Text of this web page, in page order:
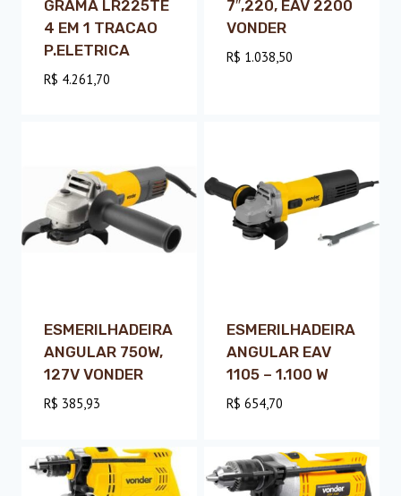
GRAMA LR225TE
4 EM 1 TRACAO
P.ELETRICA
R$ 4.261,70
7″,220, EAV 2200
VONDER
R$ 1.038,50
ESMERILHADEIRA
ANGULAR 750W,
127V VONDER
R$ 385,93
ESMERILHADEIRA
ANGULAR EAV
1105 – 1.100 W
R$ 654,70